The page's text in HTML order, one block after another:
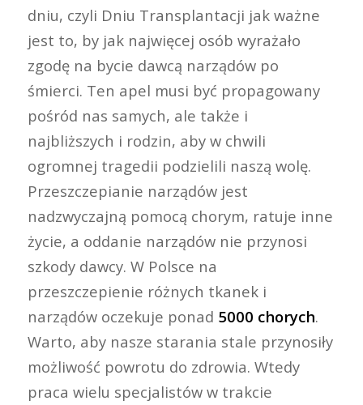
dniu, czyli Dniu Transplantacji jak ważne
jest to, by jak najwięcej osób wyrażało
zgodę na bycie dawcą narządów po
śmierci. Ten apel musi być propagowany
pośród nas samych, ale także i
najbliższych i rodzin, aby w chwili
ogromnej tragedii podzielili naszą wolę.
Przeszczepianie narządów jest
nadzwyczajną pomocą chorym, ratuje inne
życie, a oddanie narządów nie przynosi
szkody dawcy. W Polsce na
przeszczepienie różnych tkanek i
narządów oczekuje ponad 5000 chorych.
Warto, aby nasze starania stale przynosiły
możliwość powrotu do zdrowia. Wtedy
praca wielu specjalistów w trakcie